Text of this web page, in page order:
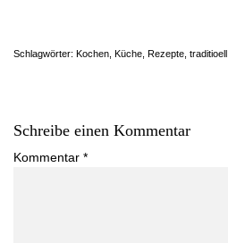
Schlagwörter: Kochen Küche Rezepte traditioell
Schreibe einen Kommentar
Kommentar *